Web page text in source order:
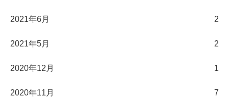
2021年6月 2
2021年5月 2
2020年12月 1
2020年11月 7